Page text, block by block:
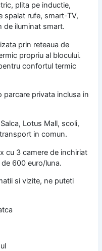
plita pe inductie,
spalat rufe, smart-TV,
de iluminat smart.
prin reteaua de
propriu al blocului.
confortul termic
privata inclusa in
Lotus Mall, scoli,
in comun.
cu 3 camere de inchiriat
600 euro/luna.
si vizite, ne puteti